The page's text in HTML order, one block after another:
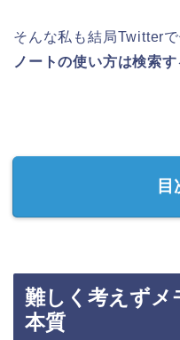
そんな私も結局Twitter
ノートの使い方は検索
目
難しく考えず
本質